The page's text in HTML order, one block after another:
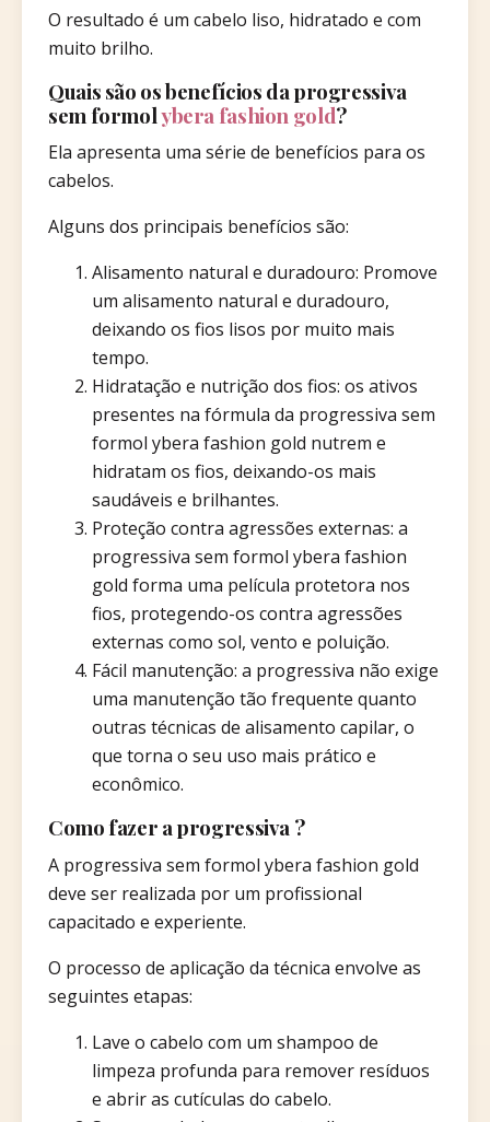
O resultado é um cabelo liso, hidratado e com
muito brilho.
Quais são os benefícios da progressiva
sem formolybera fashion gold?
Ela apresenta uma série de benefícios para os
cabelos.
Alguns dos principais benefícios são:
Alisamento natural e duradouro: Promove
um alisamento natural e duradouro,
deixando os fios lisos por muito mais
tempo.
Hidratação e nutrição dos fios: os ativos
presentes na fórmula da progressiva sem
formol ybera fashion gold nutrem e
hidratam os fios, deixando-os mais
saudáveis e brilhantes.
Proteção contra agressões externas: a
progressiva sem formol ybera fashion
gold forma uma película protetora nos
fios, protegendo-os contra agressões
externas como sol, vento e poluição.
Fácil manutenção: a progressiva não exige
uma manutenção tão frequente quanto
outras técnicas de alisamento capilar, o
que torna o seu uso mais prático e
econômico.
Como fazer a progressiva ?
A progressiva sem formol ybera fashion gold
deve ser realizada por um profissional
capacitado e experiente.
O processo de aplicação da técnica envolve as
seguintes etapas:
Lave o cabelo com um shampoo de
limpeza profunda para remover resíduos
e abrir as cutículas do cabelo.